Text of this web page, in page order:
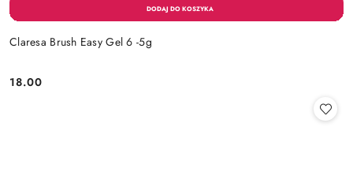
Claresa Brush Easy Gel 6 -5g
Cena:
18.00